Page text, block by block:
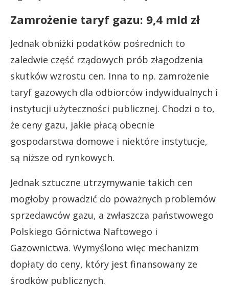
Zamrożenie taryf gazu: 9,4 mld zł
Jednak obniżki podatków pośrednich to
zaledwie część rządowych prób złagodzenia
skutków wzrostu cen. Inna to np. zamrożenie
taryf gazowych dla odbiorców indywidualnych i
instytucji użyteczności publicznej. Chodzi o to,
że ceny gazu, jakie płacą obecnie
gospodarstwa domowe i niektóre instytucje,
są niższe od rynkowych.
Jednak sztuczne utrzymywanie takich cen
mogłoby prowadzić do poważnych problemów
sprzedawców gazu, a zwłaszcza państwowego
Polskiego Górnictwa Naftowego i
Gazownictwa. Wymyślono więc mechanizm
dopłaty do ceny, który jest finansowany ze
środków publicznych.